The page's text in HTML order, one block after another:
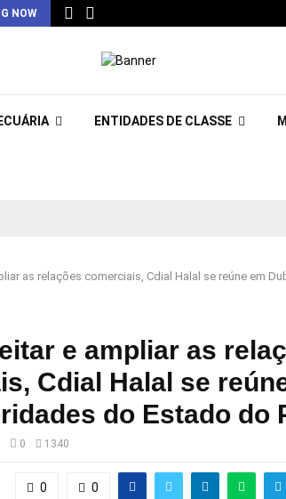
NOW
ENTIDADES DE CLASSE
as relações comerciais, Cdial Halal se reúne em
e ampliar as
Cdial Halal se
do Estado do
0 1340
0 0